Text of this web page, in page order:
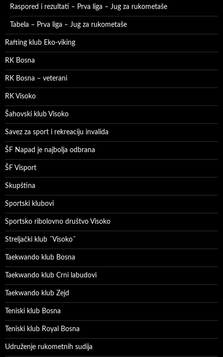
Raspored i rezultati – Prva liga – Jug za rukometaše
Tabela – Prva liga – Jug za rukometaše
Rafting klub Eko-viking
RK Bosna
RK Bosna – veterani
RK Visoko
Šahovski klub Visoko
Savez za sport i rekreaciju invalida
ŠF Napad je najbolja odbrana
ŠF Visport
Skupština
Sportski klubovi
Sportsko ribolovno društvo Visoko
Streljački klub ˝Visoko˝
Taekwando klub Bosna
Taekwando klub Crni labudovi
Taekwando klub Zejd
Teniski klub Bosna
Teniski klub Royal Bosna
Udruženje rukometnih sudija